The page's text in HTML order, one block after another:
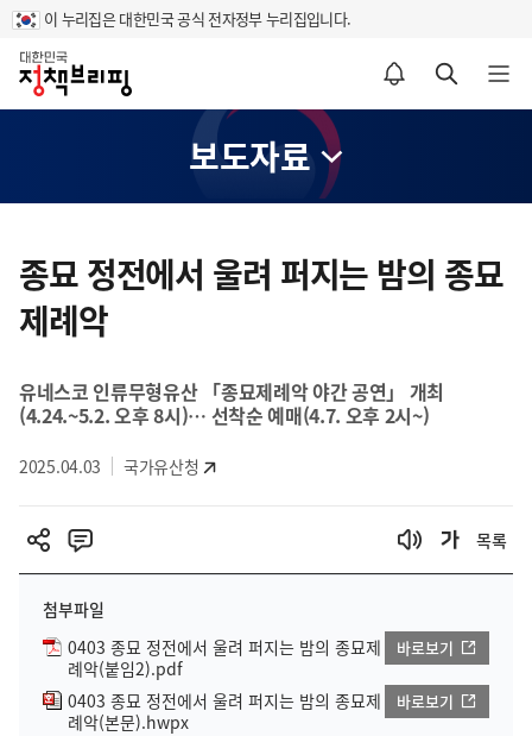
이 누리집은 대한민국 공식 전자정부 누리집입니다.
홈
알림설정 바로가기 검색 바로가기 메뉴 열기
보도자료
텐
츠
영
종묘 정전에서 울려 퍼지는 밤의 종묘
제례악
유네스코 인류무형유산 「종묘제례악 야간 공연」 개최
(4.24.~5.2. 오후 8시)… 선착순 예매(4.7. 오후 2시~)
2025.04.03 국가유산청
목록
첨부파일
0403 종묘 정전에서 울려 퍼지는 밤의 종묘제
례악(붙임2).pdf
바로보기
0403 종묘 정전에서 울려 퍼지는 밤의 종묘제
례악(본문).hwpx
바로보기